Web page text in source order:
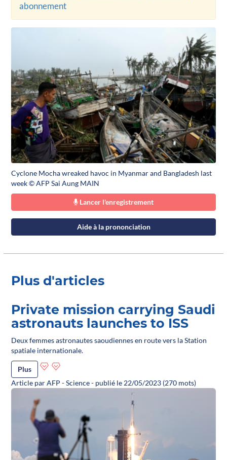
abonnement
Cyclone Mocha wreaked havoc in Myanmar and Bangladesh last
week © AFP Sai Aung MAIN
Lancer l'enregistrement
Aide à la prononciation
Plus d'articles
Private mission carrying Saudi
astronauts launches to ISS
Deux femmes astronautes saoudiennes en route vers la Station
spatiale internationale.
Plus
Article par AFP - Science - publié le 22/05/2023 (270 mots)